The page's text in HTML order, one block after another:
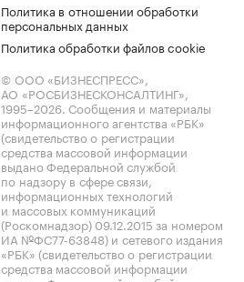
Политика в отношении обработки
персональных данных
Политика обработки файлов cookie
© ООО «БИЗНЕСПРЕСС»,
АО «РОСБИЗНЕСКОНСАЛТИНГ»,
1995–2026. Сообщения и материалы
информационного агентства «РБК»
(свидетельство о регистрации
средства массовой информации
выдано Федеральной службой
по надзору в сфере связи,
информационных технологий
и массовых коммуникаций
(Роскомнадзор) 09.12.2015 за номером
ИА №ФС77-63848) и сетевого издания
«РБК» (свидетельство о регистрации
средства массовой информации